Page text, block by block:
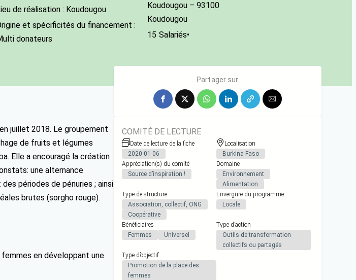
de réalisation : Koudougou
et spécificités du financement :
donateurs
Koudougou –93100
Koudougou
15 Salariés•
juillet 2018. Le groupement
de fruits et légumes
Elle a encouragé la création
une alternance
périodes de pénuries ; ainsi
brutes (sorgho rouge).
en développant une
Partager sur
COMITÉ DE LECTURE
Date de lecture de la fiche
2020-01-06
Localisation
Burkina Faso
Appréciation(s) du comité
Source d’inspiration !
Domaine
Environnement
Alimentation
Type de structure
Association, collectif, ONG
Coopérative
Envergure du programme
Locale
Bénéficiaires
Femmes
Universel
Type d’action
Outils de transformation
collectifs ou partagés
Type d’objectif
Promotion de la place des
femmes